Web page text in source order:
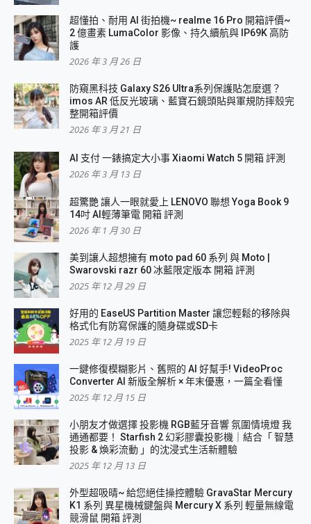
超懂拍、耐用 AI 街拍機~ realme 16 Pro 開箱評價~
2 億畫素 LumaColor 影像、持久續航與 IP69K 高防
護
2026 年 3 月 26 日
防窺黑科技 Galaxy S26 Ultra系列保護貼怎麼選？
imos AR 低反光玻璃、藍寶石鏡頭貼與軍規防摔殼完
整開箱評價
2026 年 3 月 21 日
AI 支付 一錶搞定大小事 Xiaomi Watch 5 開箱 評測
2026 年 3 月 13 日
超驚艷 讓人一眼就愛上 LENOVO 聯想 Yoga Book 9
14吋 AI輕薄筆電 開箱 評測
2026 年 1 月 30 日
美到讓人超想擁有 moto pad 60 系列 與 Moto |
Swarovski razr 60 冰藍限定版本 開箱 評測
2025 年 12 月 29 日
好用的 EaseUS Partition Master 讓您輕鬆的移除與
格式化有防寫保護的隨身碟或SD卡
2025 年 12 月 19 日
一鍵修復模糊影片、舊照的 AI 好幫手! VideoProc
Converter AI 新版全解析 × 年末優惠，一篇全看懂
2025 年 12 月 15 日
小朋友才做選擇 投影機 RGB藍牙音響 氛圍情境燈 我
通通都要！ Starfish 2 幻彩膠囊投影機｜結合「 智慧
投影 & 煥彩流動 」的沈浸式生活新體驗
2025 年 12 月 13 日
外型超吸晴~ 給您絕佳操控體驗 GravaStar Mercury
K1 系列 異星機械鍵盤與 Mercury X 系列 輕量無線電
競滑鼠 開箱 評測